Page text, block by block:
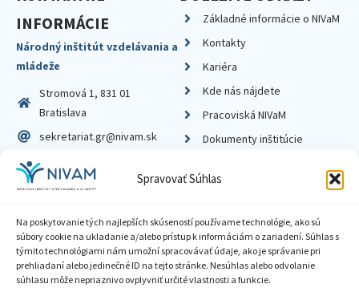
Spravovať Súhlas
Na poskytovanie tých najlepších skúseností používame technológie, ako sú
súbory cookie na ukladanie a/alebo prístup k informáciám o zariadení. Súhlas s
týmito technológiami nám umožní spracovávať údaje, ako je správanie pri
prehliadaní alebo jedinečné ID na tejto stránke. Nesúhlas alebo odvolanie
súhlasu môže nepriaznivo ovplyvniť určité vlastnosti a funkcie.
INFORMÁCIE
Národný inštitút vzdelávania a
mládeže
Stromová 1, 831 01
Bratislava
sekretariat.gr@nivam.sk
IČO: 00164348
DIČ: 2020798714
Základné informácie o NIVaM
Kontakty
Kariéra
Kde nás nájdete
Pracoviská NIVaM
Dokumenty inštitúcie
Zásady ochrany súkromia